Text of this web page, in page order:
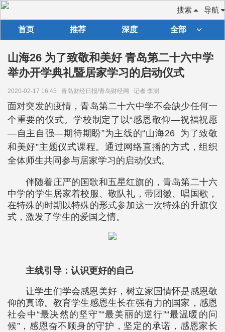
导航
搜索
首页 推荐 深度 全部
山海26 为了致敬和美好 青岛第二十六中学
举办开学典礼暨居家学习的启动仪式
2020-02-17 16:45 青岛财经日报/青岛财经网 记者 李澍
面对突发的疫情，青岛第二十六中学不会缺少任何一
个重要的仪式。学校制定了以“感恩敬仰—祝福祝愿
—自主自强—期待期盼”为主线的“山海26 为了致敬
和美好”主题仪式课程。通过网络直播的方式，组织
全体师生共同参与居家学习的启动仪式。
伴随着庄严的国歌和五星红旗的，青岛第二十六
中学的学生居家着校服、敬队礼，带团徽、唱国歌，
在特殊的时期以特殊的形式参加这一次特殊的升旗仪
式，激发了学生的爱国之情。
主线引导：认识更好的自己
让学生们学会感恩美好，树立家国情怀是感恩敬
仰的真谛。教育学生感恩生长在强有力的国家，感恩
社会中“最决然的坚守”“最美丽的逆行”“最温暖的问
候”，感恩奋不顾身的守护，坚定的承诺，感恩家长